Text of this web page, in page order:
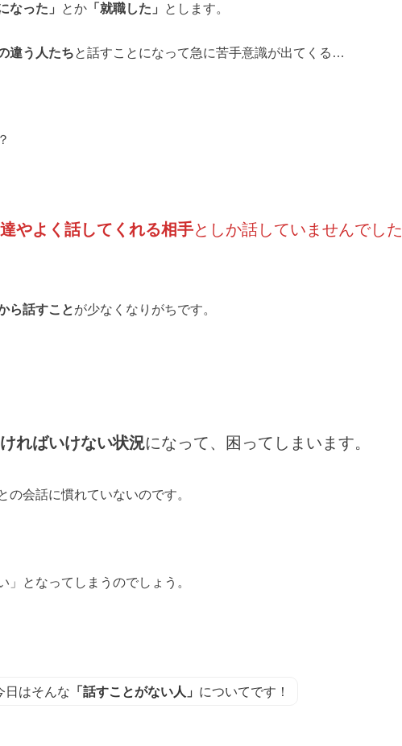
なった」 とか 「就職した」 とします。
違う人たち と話すことになって急に苦手意識が出てくる…
やよく話してくれる相手としか話していませんでした
ら話すことが少なくなりがちです。
ればいけない状況になって、困ってしまいます。
の会話に慣れていないのです。
」となってしまうのでしょう。
日はそんな 「話すことがない人」 についてです！